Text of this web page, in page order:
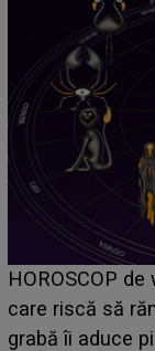
Emanuel a ținut
acum! În fața
face o